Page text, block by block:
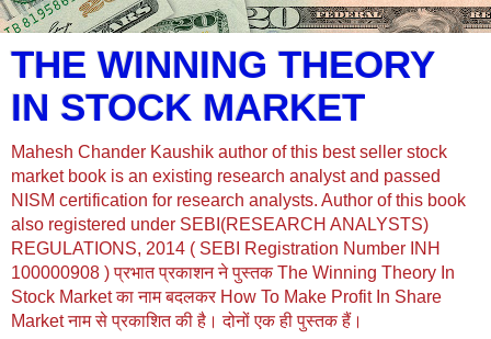
THE WINNING THEORY
IN STOCK MARKET
Mahesh Chander Kaushik author of this best seller stock
market book is an existing research analyst and passed
NISM certification for research analysts. Author of this book
also registered under SEBI(RESEARCH ANALYSTS)
REGULATIONS, 2014 ( SEBI Registration Number INH
100000908 ) प्रभात प्रकाशन ने पुस्तक The Winning Theory In
Stock Market का नाम बदलकर How To Make Profit In Share
Market नाम से प्रकाशित की है। दोनों एक ही पुस्तक हैं।